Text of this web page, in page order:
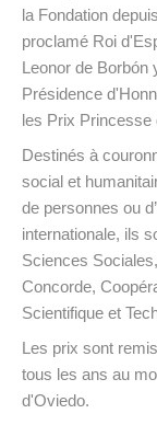
la Fondation
proclamé Roi
Leonor de Borbón
Présidence
les Prix Princesse
Destinés à
social et
de personnes ou
internationale, ils
Sciences
Concorde,
Scientifique et
Les prix sont
tous les ans au
d'Oviedo.